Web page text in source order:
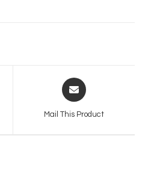
Opens
in
Mail This Product